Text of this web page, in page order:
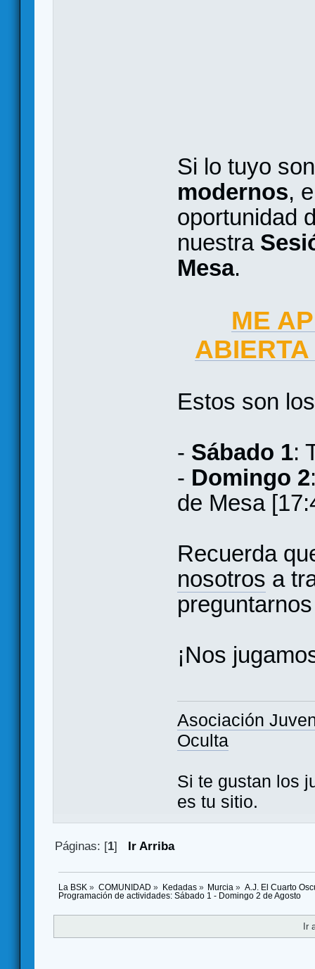
Si lo tuyo
modernos,
oportunidad
nuestra
Mesa.
ME
Estos son
- Sábado 1:
- Domingo 2
de Mesa
Recuerda
nosotros a
¡Nos
Asociación
Oculta
Si te gustan los
es tu sitio.
Páginas: [1] Ir Arriba
La BSK » COMUNIDAD » Kedadas» Murcia » A.J. El Cuarto
Programación de actividades: Sábado 1 - Domingo 2 de Agosto
Ir